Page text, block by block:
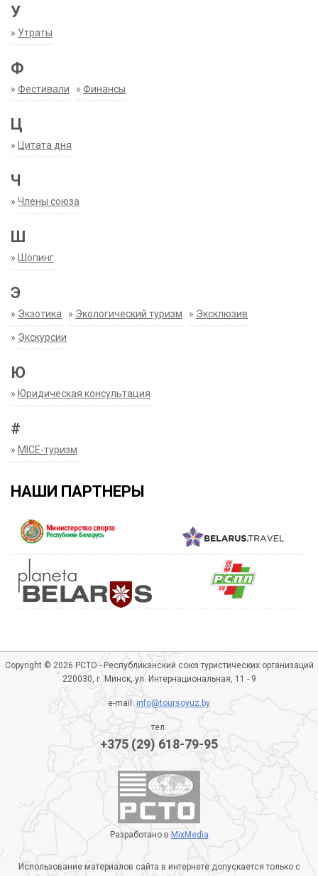
У
» Утраты
Ф
» Фестивали » Финансы
Ц
» Цитата дня
Ч
» Члены союза
Ш
» Шопинг
Э
» Экзотика » Экологический туризм » Эксклюзив
» Экскурсии
Ю
» Юридическая консультация
#
» MICE-туризм
НАШИ ПАРТНЕРЫ
Copyright © 2026 РСТО - Республиканский союз туристических организаций
220030, г. Минск, ул. Интернациональная, 11 - 9
e-mail:info@toursoyuz.by
тел.
+375 (29) 618-79-95
Разработано в MixMedia
Использование материалов сайта в интернете допускается только с